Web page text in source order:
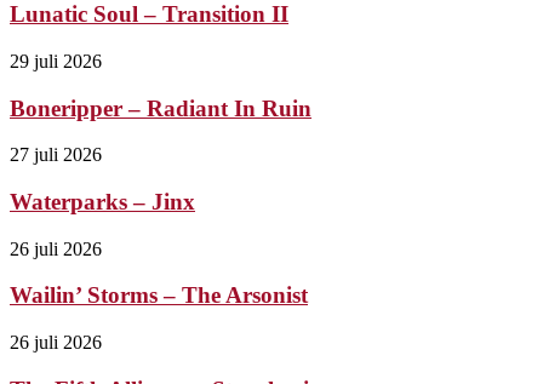
Lunatic Soul – Transition II
29 juli 2026
Boneripper – Radiant In Ruin
27 juli 2026
Waterparks – Jinx
26 juli 2026
Wailin’ Storms – The Arsonist
26 juli 2026